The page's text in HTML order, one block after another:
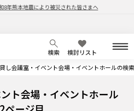
8年熊本地震により被災された皆さまへ
検索
検討リスト
貸し会議室・イベント会場・イベントホールの検
ト会場・イベントホール